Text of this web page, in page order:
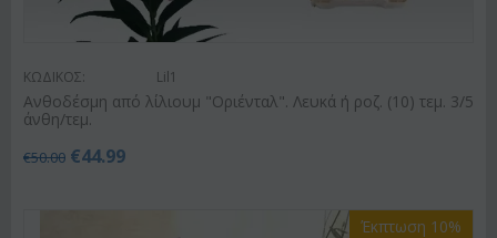
ΚΩΔΙΚΟΣ: Lil1
Ανθοδέσμη από λίλιουμ "Οριένταλ". Λευκά ή ροζ. (10) τεμ. 3/5
άνθη/τεμ.
€50.00 €44.99
Έκπτωση 10%